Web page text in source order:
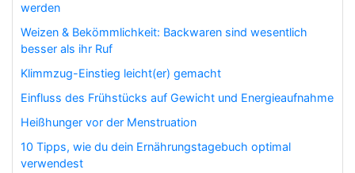
werden
Weizen & Bekömmlichkeit: Backwaren sind wesentlich
besser als ihr Ruf
Klimmzug-Einstieg leicht(er) gemacht
Einfluss des Frühstücks auf Gewicht und Energieaufnahme
Heißhunger vor der Menstruation
10 Tipps, wie du dein Ernährungstagebuch optimal
verwendest